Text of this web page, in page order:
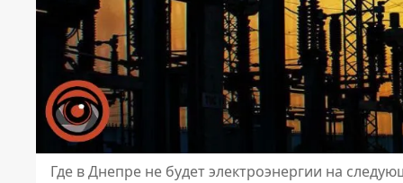
Где в Днепре не будет электроэнергии на